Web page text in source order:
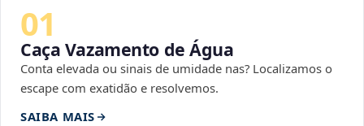
01
Caça Vazamento de Água
Conta elevada ou sinais de umidade nas? Localizamos o
escape com exatidão e resolvemos.
SAIBA MAIS